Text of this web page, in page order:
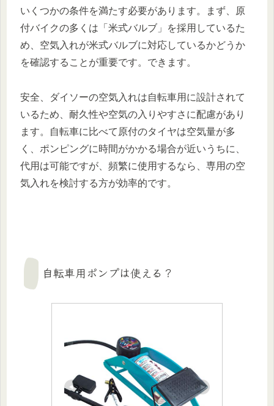
いくつかの条件を満たす必要があります。まず、原
付バイクの多くは「米式バルブ」を採用しているた
め、空気入れが米式バルブに対応しているかどうか
を確認することが重要です。できます。
安全、ダイソーの空気入れは自転車用に設計されて
いるため、耐久性や空気の入りやすさに配慮があり
ます。自転車に比べて原付のタイヤは空気量が多
く、ポンピングに時間がかかる場合が近いうちに、
代用は可能ですが、頻繁に使用するなら、専用の空
気入れを検討する方が効率的です。
自転車用ポンプは使える？